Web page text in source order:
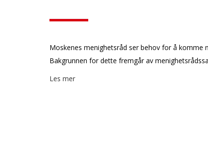
Moskenes menighetsråd ser behov for å komme
Bakgrunnen for dette fremgår av
Les mer